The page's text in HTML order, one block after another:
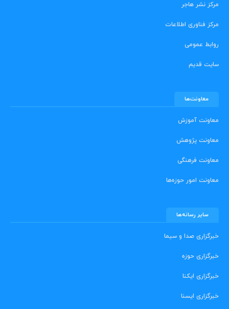
مرکز نشر هاجر
مرکز فناوری اطلاعات
روابط عمومی
سایت قدیم
معاونت‌ها
معاونت آموزش
معاونت پژوهش
معاونت فرهنگی
معاونت امور حوزه‌ها
سایر رسانه‌ها
خبرگزاری صدا و سیما
خبرگزاری حوزه
خبرگزاری ایکنا
خبرگزاری ایسنا